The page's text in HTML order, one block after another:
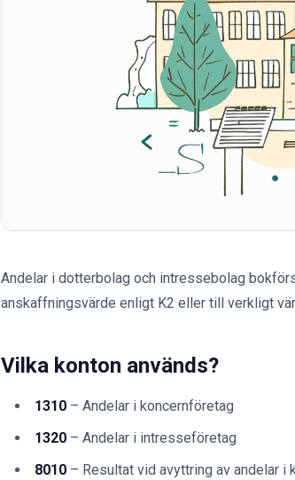
Andelar i dotterbolag och intressebolag
anskaffningsvärde enligt K2 eller till verkligt
Vilka konton används?
1310 – Andelar i koncernföretag
1320 – Andelar i intresseföretag
8010 – Resultat vid avyttring av andelar i